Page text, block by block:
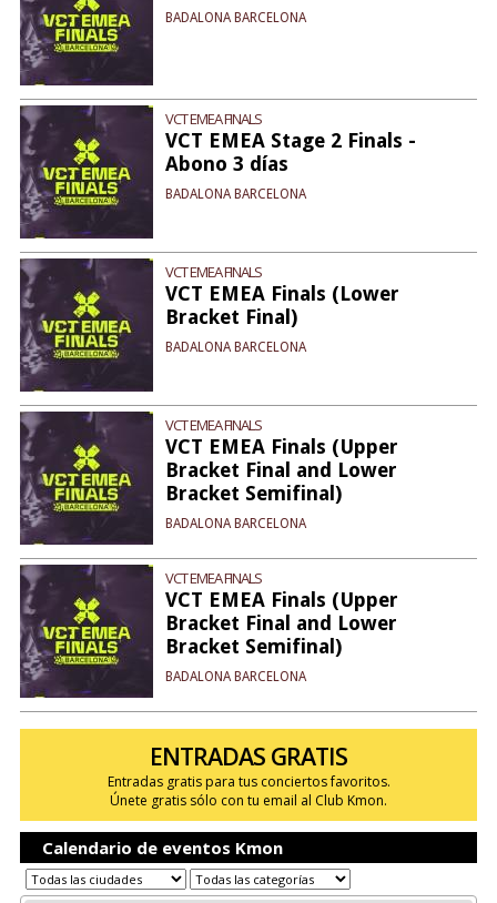
BADALONA BARCELONA
VCT EMEA FINALS
VCT EMEA Stage 2 Finals -
Abono 3 días
BADALONA BARCELONA
VCT EMEA FINALS
VCT EMEA Finals (Lower
Bracket Final)
BADALONA BARCELONA
VCT EMEA FINALS
VCT EMEA Finals (Upper
Bracket Final and Lower
Bracket Semifinal)
BADALONA BARCELONA
VCT EMEA FINALS
VCT EMEA Finals (Upper
Bracket Final and Lower
Bracket Semifinal)
BADALONA BARCELONA
ENTRADAS GRATIS
Entradas gratis para tus conciertos favoritos.
Únete gratis sólo con tu email al Club Kmon.
Calendario de eventos Kmon